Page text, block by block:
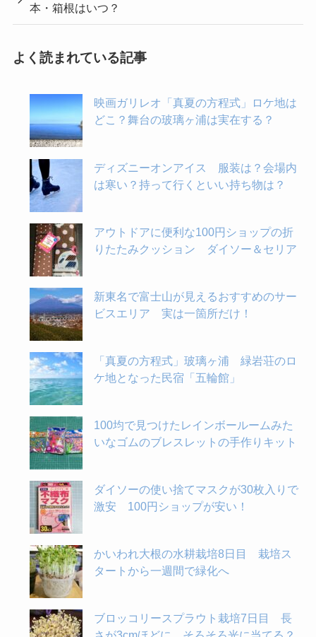
本・箱根はいつ？
よく読まれている記事
映画ガリレオ「真夏の方程式」ロケ地は
どこ？舞台の玻璃ヶ浦は実在する？
ディズニーオンアイス 服装は？会場内
は寒い？持って行くといい持ち物は？
アウトドアに便利な100円ショップの折
りたたみクッション ダイソー＆セリア
新東名で富士山が見えるおすすめのサー
ビスエリア 実は一箇所だけ！
「真夏の方程式」玻璃ヶ浦 緑岩荘のロ
ケ地となった民宿「五輪館」
100均で見つけたレインボールームみた
いなゴムのブレスレットの手作りキット
ダイソーの使い捨てマスクが30枚入りで
激安 100円ショップが安い！
かいわれ大根の水耕栽培8日目 栽培ス
タートから一週間で緑化へ
ブロッコリースプラウト栽培7日目 長